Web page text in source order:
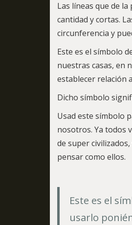
Las líneas que de
cantidad y cortas.
circunferencia y
Este es el símbolo
nuestras casas, en
establecer relación
Dicho símbolo
Usad este símbolo
nosotros. Ya todos
de super
pensar como ellos.
Este es el
usarlo